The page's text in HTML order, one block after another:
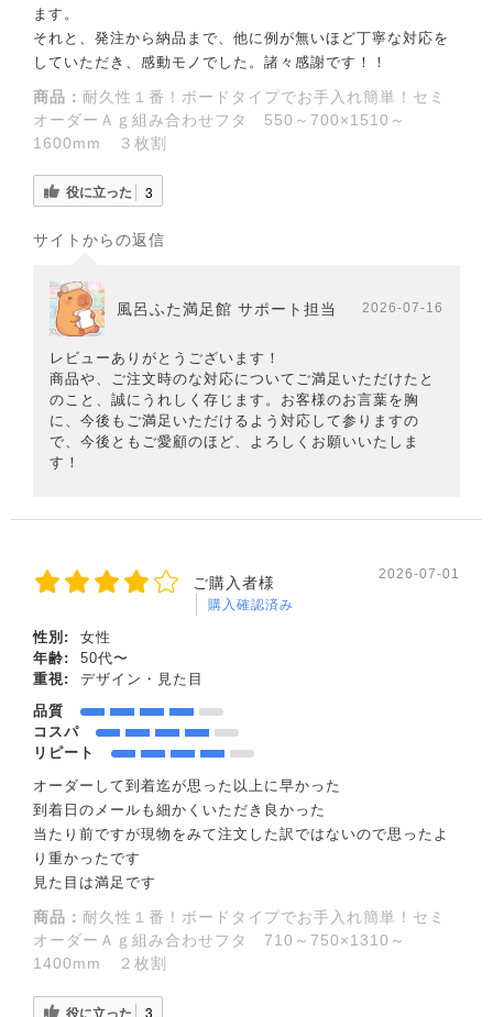
ます。
それと、発注から納品まで、他に例が無いほど丁寧な対応を
していただき、感動モノでした。諸々感謝です！！
商品： 耐久性１番！ボードタイプでお手入れ簡単！セミ
オーダーＡｇ組み合わせフタ 550～700×1510～
1600mm ３枚割
役に立った 3
サイトからの返信
風呂ふた満足館 サポート担当 2026-07-16
レビューありがとうございます！
商品や、ご注文時のな対応についてご満足いただけたと
のこと、誠にうれしく存じます。お客様のお言葉を胸
に、今後もご満足いただけるよう対応して参りますの
で、今後ともご愛顧のほど、よろしくお願いいたしま
す！
ご購入者様
購入確認済み
2026-07-01
性別:
女性
年齢:
50代〜
重視:
デザイン・見た目
品質
コスパ
リピート
オーダーして到着迄が思った以上に早かった
到着日のメールも細かくいただき良かった
当たり前ですが現物をみて注文した訳ではないので思ったよ
り重かったです
見た目は満足です
商品： 耐久性１番！ボードタイプでお手入れ簡単！セミ
オーダーＡｇ組み合わせフタ 710～750×1310～
1400mm ２枚割
役に立った 3